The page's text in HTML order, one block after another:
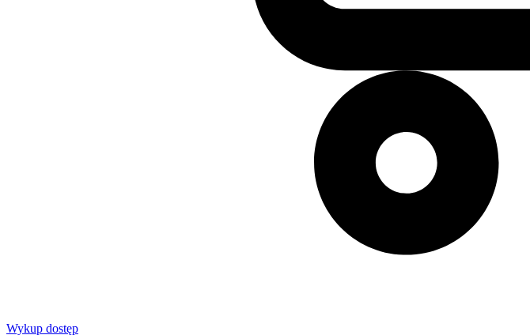
Wykup dostęp